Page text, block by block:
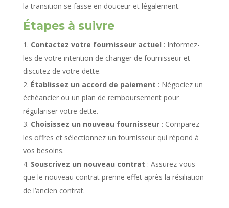
la transition se fasse en douceur et légalement.
Étapes à suivre
Contactez votre fournisseur actuel : Informez-
les de votre intention de changer de fournisseur et
discutez de votre dette.
Établissez un accord de paiement : Négociez un
échéancier ou un plan de remboursement pour
régulariser votre dette.
Choisissez un nouveau fournisseur: Comparez
les offres et sélectionnez un fournisseur qui répond à
vos besoins.
Souscrivez un nouveau contrat : Assurez-vous
que le nouveau contrat prenne effet après la résiliation
de l’ancien contrat.